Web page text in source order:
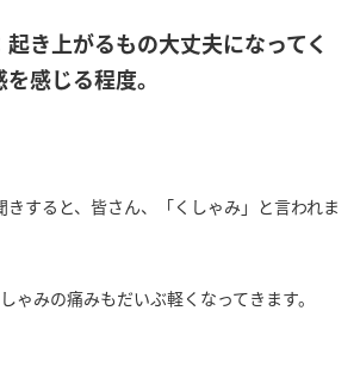
起き上がるもの大丈夫になってく
感じる程度。
すると、皆さん、「くしゃみ」と言われま
ゃみの痛みもだいぶ軽くなってきます。